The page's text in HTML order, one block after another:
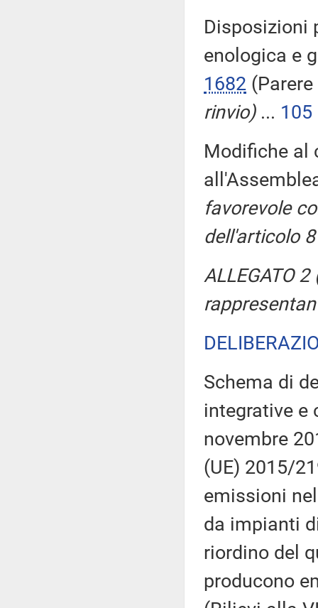
Disposizioni
enologica e
1682
rinvio)... 105
Modifiche al
favorevole
dell'articolo
ALLEGATO
Schema di
integrative e
novembre
(UE) 2015/
emissioni
da impianti
riordino del
producono